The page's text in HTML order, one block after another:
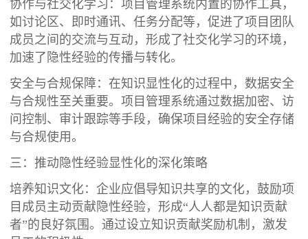
协作与社交化学习：项目管理系统内置的协作工具，
如讨论区、即时通讯、任务分配等，促进了项目团队
成员之间的交流与互动，形成了社交化学习的环境，
加速了隐性经验的传播与转化。
安全与合规保障：在知识显性化的过程中，数据安全
与合规性至关重要。项目管理系统通过数据加密、访
问控制、审计跟踪等手段，确保项目经验的安全存储
与合规使用。
三：推动隐性经验显性化的深化策略
培养知识文化：企业应倡导知识共享的文化，鼓励项
目成员主动贡献隐性经验，形成“人人都是知识贡献
者”的良好氛围。通过设立知识贡献奖励机制，激发